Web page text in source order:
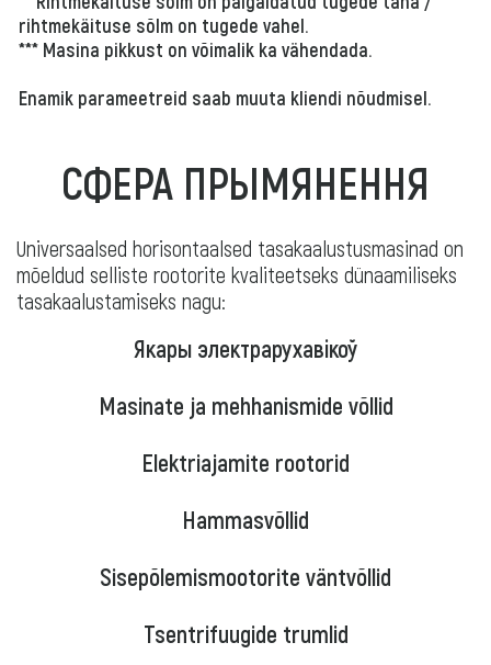
rihtmekäituse sõlm on tugede vahel.
*** Masina pikkust on võimalik ka vähendada.
Enamik parameetreid saab muuta kliendi nõudmisel.
СФЕРА ПРЫМЯНЕННЯ
Universaalsed horisontaalsed tasakaalustusmasinad on
mõeldud selliste rootorite kvaliteetseks dünaamiliseks
tasakaalustamiseks nagu:
Якары электрарухавікоў
Masinate ja mehhanismide võllid
Elektriajamite rootorid
Hammasvõllid
Sisepõlemismootorite väntvõllid
Tsentrifuugide trumlid